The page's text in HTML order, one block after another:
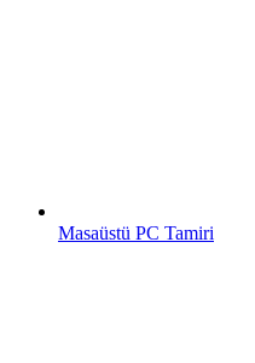
Masaüstü PC Tamiri